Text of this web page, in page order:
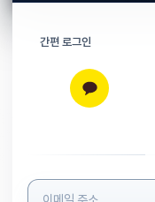
간편 로그인
로그인 정보 입력